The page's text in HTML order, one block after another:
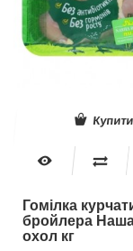
Купити
Гомілка
бройлера
охол кг